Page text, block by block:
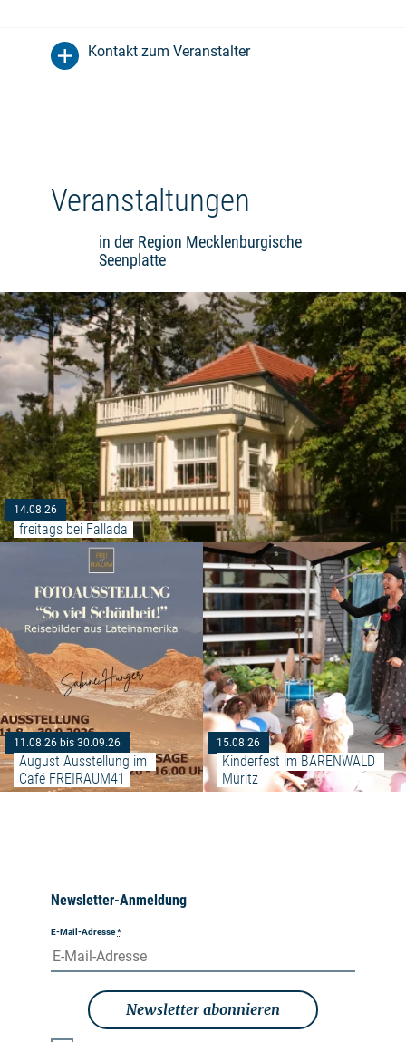
Kontakt zum Veranstalter
Veranstaltungen
in der Region Mecklenburgische
Seenplatte
14.08.26
freitags bei Fallada
11.08.26 bis 30.09.26
August Ausstellung im
Café FREIRAUM41
Weiterlesen: "August
15.08.26
Kinderfest im BÄRENWALD
Müritz
Newsletter-Anmeldung
E-Mail-Adresse*
Newsletter abonnieren